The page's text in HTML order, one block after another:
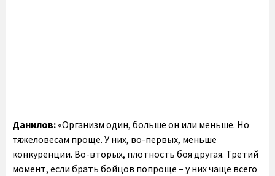
Данилов: «Организм один, больше он или меньше. Но
тяжеловесам проще. У них, во-первых, меньше
конкуренции. Во-вторых, плотность боя другая. Третий
момент, если брать бойцов попроще – у них чаще всего